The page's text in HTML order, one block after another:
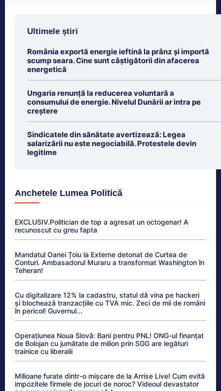
Ultimele știri
România exportă energie ieftină la prânz și importă
scump seara. Cine sunt câștigătorii din afacerea
energetică
Ungaria renunță la reducerea voluntară a
consumului de energie. Nivelul Dunării ar intra pe
creștere
Sindicatele din sănătate avertizează: Legea
salarizării nu este negociabilă. Protestele devin
legitime
Anchetele Lumea Politică
EXCLUSIV.Politician de top a agresat un octogenar! A
recunoscut cu greu fapta
Mandatul Oanei Țoiu la Externe detonat de Curtea de
Conturi. Ambasadorul Muraru a transformat Washington în
Teheran!
Cu digitalizare 12% la cadastru, statul dă vina pe hackeri
și blochează tranzacțiile cu TVA mic. Zeci de mii de români
în pericol! Guvernul...
Operațiunea Noua Slovă: Bani pentru PNL! ONG-ul finanțat
de Bolojan cu jumătate de milion prin SGG are legături
trainice cu liberalii
Milioane furate dintr-o mișcare de la Arrise Live! Cum evită
impozitele firmele de jocuri de noroc? Videoul devastator